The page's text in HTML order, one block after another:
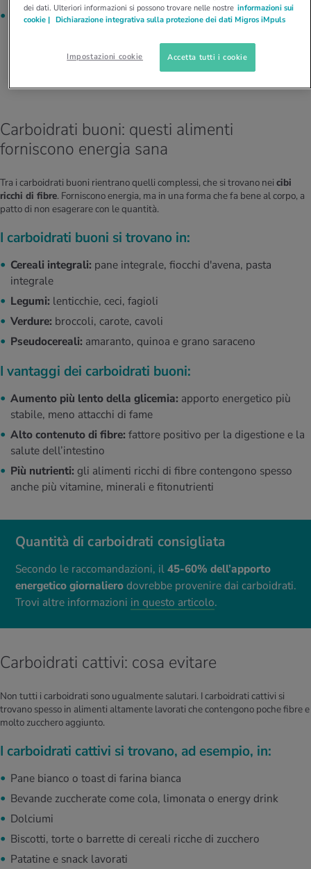
I carboidrati complessisono composti da lunghe catene di
legumi). Vengono digeriti più lentamente, perché devono
essere prima scomposti. Mantengonoil livello di zucchero nel
Carboidrati buoni: questi alimenti
forniscono energia sana
Quantità di carboidrati consigliata
Secondo le raccomandazioni, il45-60% dell’apporto
energetico giornalierodovrebbe provenire dai carboidrati.
Trovi altre informazioni in questo articolo.
Tra i carboidrati buoni rientrano quelli complessi, che si trovano nei cibi
ricchi di fibre. Forniscono energia, ma in una forma che fa bene al corpo, a
patto di non esagerare con le quantità.
I carboidrati buoni si trovano in:
Cereali integrali: pane integrale, fiocchi d'avena, pasta
integrale
Legumi: lenticchie, ceci, fagioli
Verdure: broccoli, carote, cavoli
Pseudocereali: amaranto, quinoa e grano saraceno
I vantaggi dei carboidrati buoni:
Aumento più lento della glicemia: apporto energetico più
stabile, meno attacchi di fame
Alto contenuto di fibre: fattore positivo per la digestione e la
salute dell’intestino
Più nutrienti: gli alimenti ricchi di fibre contengono spesso
anche più vitamine, minerali e fitonutrienti
Carboidrati cattivi: cosa evitare
Non tutti i carboidrati sono ugualmente salutari. I carboidrati cattivi si
trovano spesso in alimenti altamente lavorati che contengono poche fibre e
molto zucchero aggiunto.
I carboidrati cattivi si trovano, ad esempio, in:
Pane bianco o toast di farina bianca
Bevande zuccherate come cola, limonata o energy drink
Dolciumi
Biscotti, torte o barrette di cereali ricche di zucchero
Patatine e snack lavorati
dei dati. Ulteriori informazioni si possono trovare nelle nostre informazioni sui
cookie | Dichiarazione integrativa sulla protezione dei dati Migros iMpuls
Impostazioni cookie Accetta tutti i cookie